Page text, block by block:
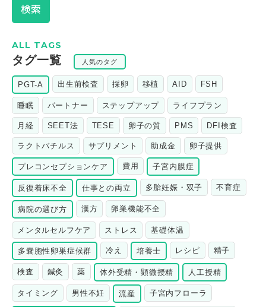
検索
ALL TAGS
タグ一覧 人気のタグ
PGT-A 出生前検査 採卵 移植 AID FSH
睡眠 パートナー ステップアップ ライフプラン
月経 SEET法 TESE 卵子の質 PMS DFI検査
ラクトバチルス サプリメント 助成金 卵子提供
プレコンセプションケア 費用 子宮内膜症
反復着床不全 仕事との両立 多胎妊娠・双子 不育症
病院の選び方 漢方 卵巣機能不全
メンタルセルフケア ストレス 基礎体温
多嚢胞性卵巣症候群 冷え 培養士 レシピ 精子
検査 鍼灸 薬 体外受精・顕微授精 人工授精
タイミング 男性不妊 流産 子宮内フローラ